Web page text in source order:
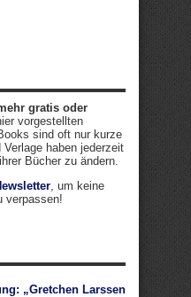
gratis oder
vorgestellten
sind oft nur kurze
haben jederzeit
Bücher zu ändern.
, um keine
verpassen!
„Gretchen Larssen